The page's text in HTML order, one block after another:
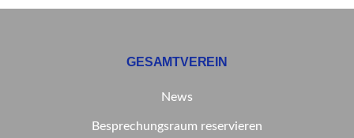
GESAMTVEREIN
News
Besprechungsraum reservieren